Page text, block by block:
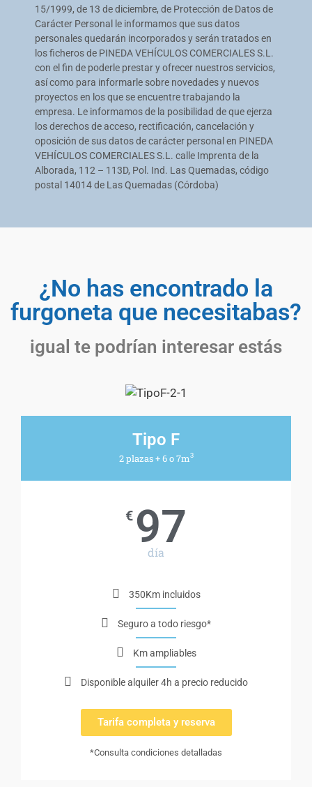
15/1999, de 13 de diciembre, de Protección de Datos de
Carácter Personal le informamos que sus datos
personales quedarán incorporados y serán tratados en
los ficheros de PINEDA VEHÍCULOS COMERCIALES S.L.
con el fin de poderle prestar y ofrecer nuestros servicios,
así como para informarle sobre novedades y nuevos
proyectos en los que se encuentre trabajando la
empresa. Le informamos de la posibilidad de que ejerza
los derechos de acceso, rectificación, cancelación y
oposición de sus datos de carácter personal en PINEDA
VEHÍCULOS COMERCIALES S.L. calle Imprenta de la
Alborada, 112 – 113D, Pol. Ind. Las Quemadas, código
postal 14014 de Las Quemadas (Córdoba)
¿No has encontrado la
furgoneta que necesitabas?
igual te podrían interesar estás
Tipo F
2 plazas + 6 o 7m3
€ 97
día
350Km incluidos
Seguro a todo riesgo*
Km ampliables
Disponible alquiler 4h a precio reducido
Tarifa completa y reserva
*Consulta condiciones detalladas